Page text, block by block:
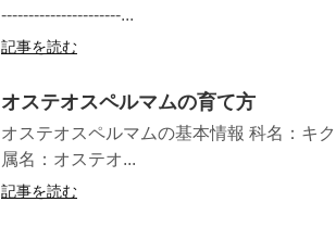
----------------------...
記事を読む
オステオスペルマムの育て方
オステオスペルマムの基本情報 科名：キ
属名：オステオ...
記事を読む